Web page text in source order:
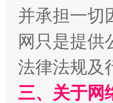
解纷+调解+退
并承担一切
网只是提供
法律法规及
三、关于网